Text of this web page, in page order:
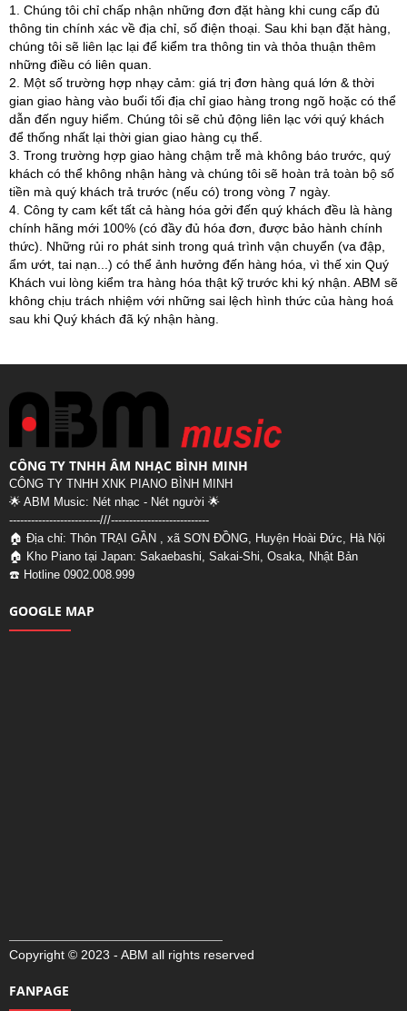
1. Chúng tôi chỉ chấp nhận những đơn đặt hàng khi cung cấp đủ
thông tin chính xác về địa chỉ, số điện thoại. Sau khi bạn đặt hàng,
chúng tôi sẽ liên lạc lại để kiểm tra thông tin và thỏa thuận thêm
những điều có liên quan.
2. Một số trường hợp nhạy cảm: giá trị đơn hàng quá lớn & thời
gian giao hàng vào buổi tối địa chỉ giao hàng trong ngõ hoặc có thể
dẫn đến nguy hiểm. Chúng tôi sẽ chủ động liên lạc với quý khách
để thống nhất lại thời gian giao hàng cụ thể.
3. Trong trường hợp giao hàng chậm trễ mà không báo trước, quý
khách có thể không nhận hàng và chúng tôi sẽ hoàn trả toàn bộ số
tiền mà quý khách trả trước (nếu có) trong vòng 7 ngày.
4. Công ty cam kết tất cả hàng hóa gởi đến quý khách đều là hàng
chính hãng mới 100% (có đầy đủ hóa đơn, được bảo hành chính
thức). Những rủi ro phát sinh trong quá trình vận chuyển (va đập,
ẩm ướt, tai nạn...) có thể ảnh hưởng đến hàng hóa, vì thế xin Quý
Khách vui lòng kiểm tra hàng hóa thật kỹ trước khi ký nhận. ABM sẽ
không chịu trách nhiệm với những sai lệch hình thức của hàng hoá
sau khi Quý khách đã ký nhận hàng.
CÔNG TY TNHH ÂM NHẠC BÌNH MINH
CÔNG TY TNHH XNK PIANO BÌNH MINH
🌟 ABM Music: Nét nhạc - Nét người 🌟
-------------------------///---------------------------
🏠 Địa chỉ: Thôn TRẠI GẦN , xã SƠN ĐỒNG, Huyện Hoài Đức, Hà Nội
🏠 Kho Piano tại Japan: Sakaebashi, Sakai-Shi, Osaka, Nhật Bản
☎️ Hotline 0902.008.999
GOOGLE MAP
Copyright © 2023 - ABM all rights reserved
FANPAGE